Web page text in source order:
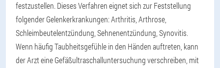
festzustellen. Dieses Verfahren eignet sich zur Feststellung
folgender Gelenkerkrankungen: Arthritis, Arthrose,
Schleimbeutelentzündung, Sehnenentzündung, Synovitis.
Wenn häufig Taubheitsgefühle in den Händen auftreten, kann
der Arzt eine Gefäßultraschalluntersuchung verschreiben, mit